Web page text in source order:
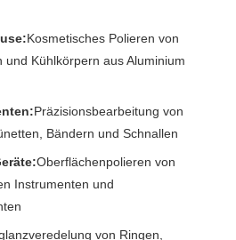
Kosmetisches Polieren von
und Kühlkörpern aus Aluminium
Präzisionsbearbeitung von
Bändern und Schnallen
Oberflächenpolieren von
Instrumenten und
von Ringen,